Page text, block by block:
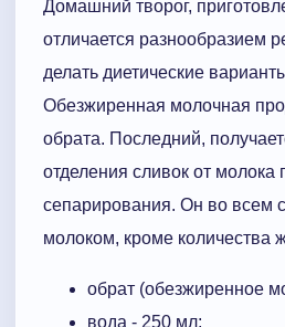
Домашний творог,
отличается разнообразием
делать диетические
Обезжиренная молочная
обрата. Последний,
отделения сливок от молока
сепарирования. Он во всем
молоком, кроме количества
обрат (обезжиренное
вода - 250 мл;